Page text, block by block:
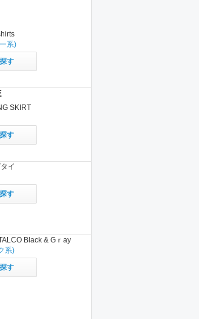
系)
す
SKIRT
す
イ
す
Black & Gｒay
系)
す